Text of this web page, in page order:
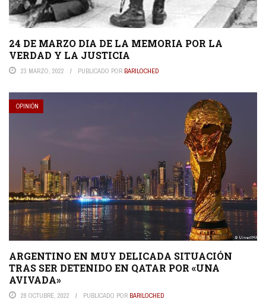
24 DE MARZO DIA DE LA MEMORIA POR LA
VERDAD Y LA JUSTICIA
23 MARZO, 2022 PUBLICADO POR BARILOCHED
OPINIÓN
ARGENTINO EN MUY DELICADA SITUACIÓN
TRAS SER DETENIDO EN QATAR POR «UNA
AVIVADA»
28 OCTUBRE, 2022 PUBLICADO POR BARILOCHED